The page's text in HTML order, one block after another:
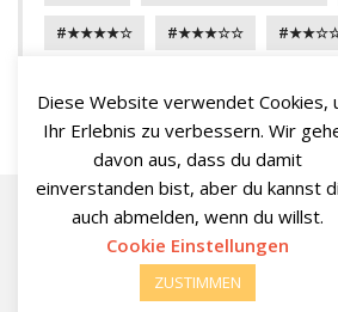
★★★★☆ ★★★☆☆
MaltMatters
YouTube
Channel
MaltMatters
FacebookTwitter
© 2026MaltMatters
Datenschutz
Diese Website verwendet Cookies,
Ihr Erlebnis zu verbessern. Wir
davon aus, dass du damit
einverstanden bist, aber du kannst
auch abmelden, wenn du willst.
Cookie Einstellungen
ZUSTIMMEN